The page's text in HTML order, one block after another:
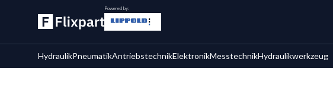
Powered by:
HydraulikPneumatikAntriebstechnikElektronikMesstechnikHydraulikwerkzeug